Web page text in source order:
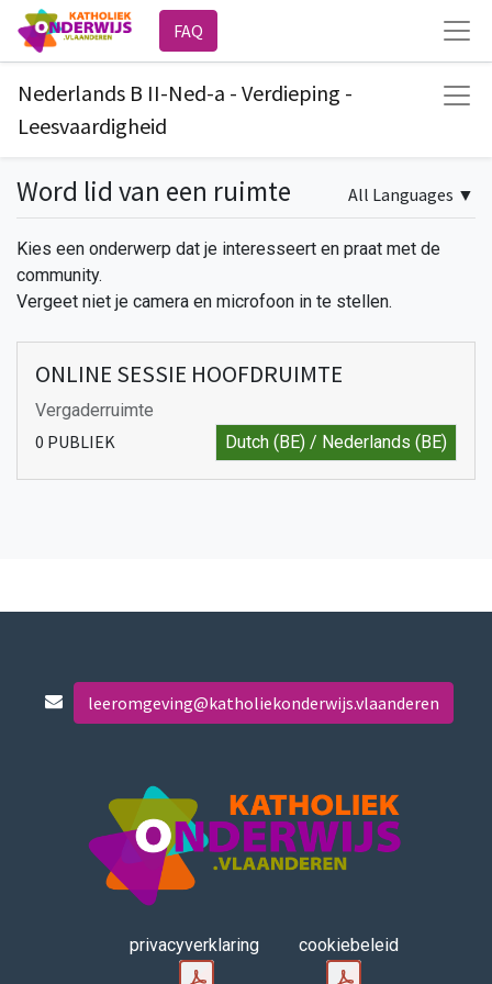
FAQ
Nederlands B II-Ned-a - Verdieping -
Leesvaardigheid
Word lid van een ruimte All Languages ▼
Kies een onderwerp dat je interesseert en praat met de
community.
Vergeet niet je camera en microfoon in te stellen.
ONLINE SESSIE HOOFDRUIMTE
Vergaderruimte
0 PUBLIEK Dutch (BE) / Nederlands (BE)
leeromgeving@katholiekonderwijs.vlaanderen
privacyverklaring cookiebeleid